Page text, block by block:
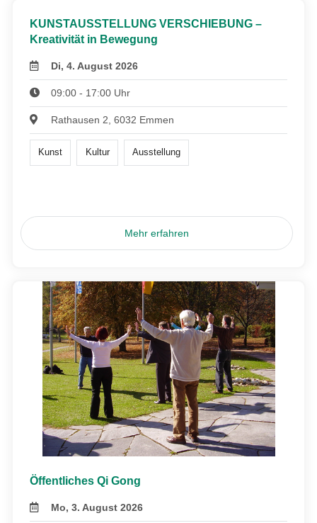
KUNSTAUSSTELLUNG VERSCHIEBUNG –
Kreativität in Bewegung
Di, 4. August 2026
09:00 - 17:00 Uhr
Rathausen 2, 6032 Emmen
Kunst Kultur Ausstellung
Mehr erfahren
Öffentliches Qi Gong
Mo, 3. August 2026